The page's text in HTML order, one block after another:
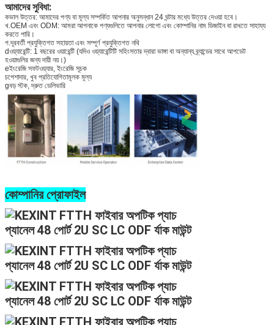
আমাদের সুবিধা:
কভাল উত্তর: আমাদের পণ্য বা মূল্য সম্পর্কিত আপনার অনুসন্ধান 24 ঘন্টার মধ্যে উত্তর দেওয়া হবে।
খ.OEM এবং ODM: আমরা আপনাকে পণ্যগুলিতে আপনার লোগো এবং কোম্পানির নাম ডিজাইন বা রাখতে সাহায্য
করতে পারি।
গ.দূরবর্তী প্রযুক্তিগত সহায়তা এবং সম্পূর্ণ প্রযুক্তিগত নথি
dওয়্যারেন্টি: 1 বছরের ওয়ারেন্টি (যদিও ওয়্যারেন্টিটি সহিংসতার দ্বারা ভাঙ্গা বা অন্যান্য ব্র্যান্ডের সাথে আপডেট
হওয়াগুলির জন্য দায়ী নয়।)
eইংরেজি সফটওয়্যার, ইংরেজি সূচক
চপেশাদার, খুব প্রতিযোগিতামূলক মূল্য
gবড় স্টক, দ্রুত ডেলিভারি
কোম্পানির প্রোফাইল